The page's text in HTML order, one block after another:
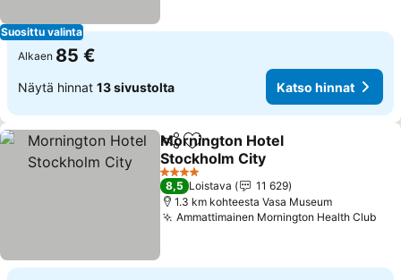
Suosittu valinta
Alkaen 85 €
Näytä hinnat 13 sivustolta Katso hinnat
Jaa Lisää suosikkeihin
Mornington Hotel
Stockholm City
4 Tähtiluokitus
8,5 Loistava
11 629
1.3 km kohteesta Vasa Museum
Ammattimainen Mornington Health Club